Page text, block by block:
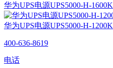
华为UPS电源UPS5000-H-1600K
华为UPS电源UPS5000-H-1200K
400-636-8619
电话